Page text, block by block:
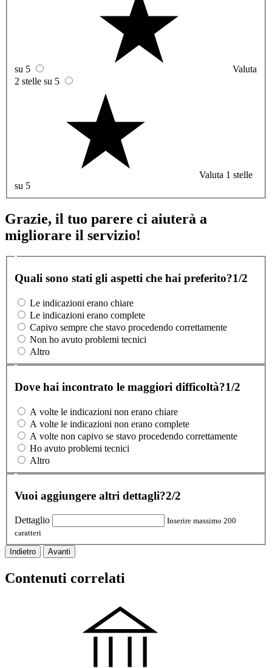
su 5
Valuta
2 stelle su 5
Valuta 1 stelle
su 5
Grazie, il tuo parere ci aiuterà a
migliorare il servizio!
Quali sono stati gli aspetti che hai preferito?1/2
Le indicazioni erano chiare
Le indicazioni erano complete
Capivo sempre che stavo procedendo correttamente
Non ho avuto problemi tecnici
Altro
Dove hai incontrato le maggiori difficoltà?1/2
A volte le indicazioni non erano chiare
A volte le indicazioni non erano complete
A volte non capivo se stavo procedendo correttamente
Ho avuto problemi tecnici
Altro
Vuoi aggiungere altri dettagli?2/2
Dettaglio
Inserire massimo 200
caratteri
Indietro Avanti
Contenuti correlati